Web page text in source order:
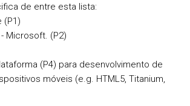
de entre esta lista:
(P1)
Microsoft. (P2)
(P4) para desenvolvimento de
móveis (e.g. HTML5, Titanium,